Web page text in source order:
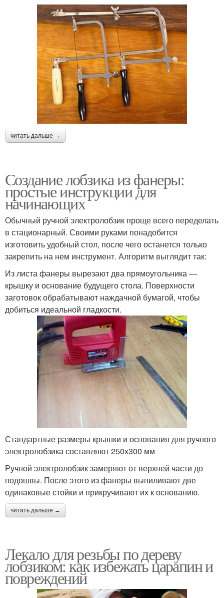
читать дальше →
Создание лобзика из фанеры:
простые инструкции для
начинающих
Обычный ручной электролобзик проще всего переделать
в стационарный. Своими руками понадобится
изготовить удобный стол, после чего останется только
закрепить на нем инструмент. Алгоритм выглядит так:
Из листа фанеры вырезают два прямоугольника —
крышку и основание будущего стола. Поверхности
заготовок обрабатывают наждачной бумагой, чтобы
добиться идеальной гладкости.
Стандартные размеры крышки и основания для ручного
электролобзика составляют 250х300 мм
Ручной электролобзик замеряют от верхней части до
подошвы. После этого из фанеры выпиливают две
одинаковые стойки и прикручивают их к основанию.
читать дальше →
Лекало для резьбы по дереву
лобзиком: как избежать царапин и
повреждений